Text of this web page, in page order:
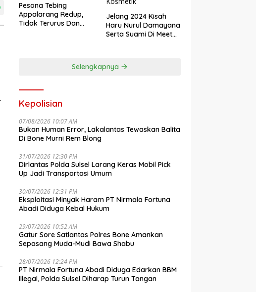
Pesona Tebing
Appalarang Redup,
Tidak Terurus Dan
Jelang 2024 Kisah
Haru Nurul Damayana
Serta Suami Di Meet
Selengkapnya
Kepolisian
07/08/2026 10:07 AM
Bukan Human Error, Lakalantas Tewaskan Balita
Di Bone Murni Rem Blong
31/07/2026 12:30 PM
Dirlantas Polda Sulsel Larang Keras Mobil Pick
Up Jadi Transportasi Umum
30/07/2026 12:31 PM
Eksploitasi Minyak Haram PT Nirmala Fortuna
Abadi Diduga Kebal Hukum
29/07/2026 10:52 AM
Gatur Sore Satlantas Polres Bone Amankan
Sepasang Muda-Mudi Bawa Shabu
28/07/2026 12:24 PM
PT Nirmala Fortuna Abadi Diduga Edarkan BBM
Illegal, Polda Sulsel Diharap Turun Tangan